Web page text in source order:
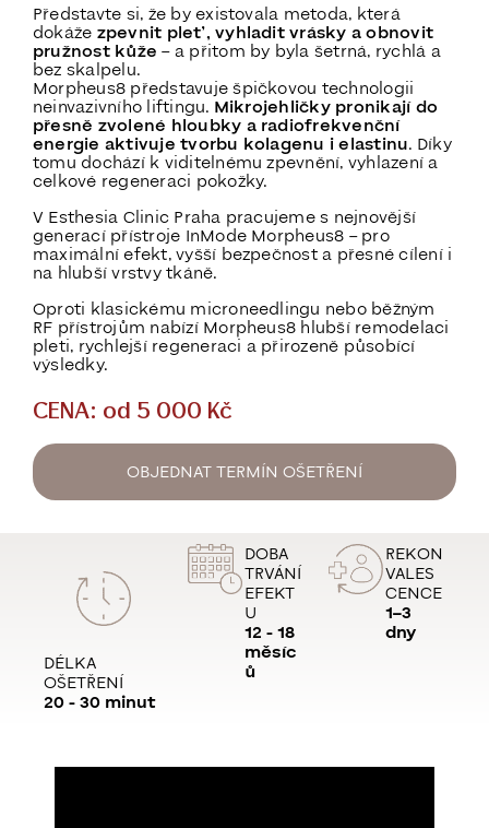
Představte si, že by existovala metoda, která
dokáže zpevnit pleť, vyhladit vrásky a obnovit
pružnost kůže – a přitom by byla šetrná, rychlá a
bez skalpelu.
Morpheus8 představuje špičkovou technologii
neinvazivního liftingu. Mikrojehličky pronikají do
přesně zvolené hloubky a radiofrekvenční
energie aktivuje tvorbu kolagenu i elastinu. Díky
tomu dochází k viditelnému zpevnění, vyhlazení a
celkové regeneraci pokožky.
V Esthesia Clinic Praha pracujeme s nejnovější
generací přístroje InMode Morpheus8 – pro
maximální efekt, vyšší bezpečnost a přesné cílení i
na hlubší vrstvy tkáně.
Oproti klasickému microneedlingu nebo běžným
RF přístrojům nabízí Morpheus8 hlubší remodelaci
pleti, rychlejší regeneraci a přirozeně působící
výsledky.
CENA: od 5 000 Kč
OBJEDNAT TERMÍN OŠETŘENÍ
DÉLKA
OŠETŘENÍ
20 - 30 minut
DOBA
TRVÁNÍ
EFEKT
U
12 - 18
měsíc
ů
REKON
VALES
CENCE
1–3
dny